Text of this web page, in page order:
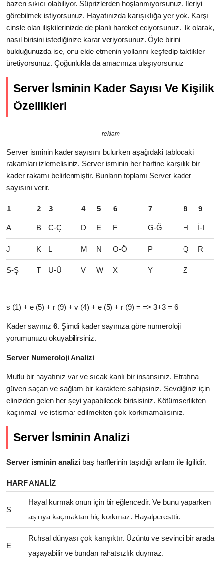
bazen sıkıcı olabiliyor. Süprizlerden hoşlanmıyorsunuz. İleriyi
görebilmek istiyorsunuz. Hayatınızda karışıklığa yer yok. Karşı
cinsle olan ilişkilerinizde de planlı hareket ediyorsunuz. İlk olarak,
nasıl birisini istediğinize karar veriyorsunuz. Öyle birini
bulduğunuzda ise, onu elde etmenin yollarını keşfedip taktikler
üretiyorsunuz. Çoğunlukla da amacınıza ulaşıyorsunuz
Server İsminin Kader Sayısı Ve Kişilik
Özellikleri
reklam
Server isminin kader sayısını bulurken aşağıdaki tablodaki
rakamları izlemelisiniz. Server isminin her harfine karşılık bir
kader rakamı belirlenmiştir. Bunların toplamı Server kader
sayısını verir.
1 2 3 4 5 6 7 8 9
A B C-Ç D E F G-Ğ H İ-I
J K L M N O-Ö P Q R
S-Ş T U-Ü V W X Y Z
s (1) + e (5) + r (9) + v (4) + e (5) + r (9) = => 3+3 = 6
Kader sayınız6. Şimdi kader sayınıza göre numeroloji
yorumunuzu okuyabilirsiniz.
Server Numeroloji Analizi
Mutlu bir hayatınız var ve sıcak kanlı bir insansınız. Etrafına
güven saçan ve sağlam bir karaktere sahipsiniz. Sevdiğiniz için
elinizden gelen her şeyi yapabilecek birisisiniz. Kötümserlikten
kaçınmalı ve istismar edilmekten çok korkmamalısınız.
Server İsminin Analizi
Server isminin analizi baş harflerinin taşıdığı anlam ile ilgilidir.
HARFANALIZ
S
Hayal kurmak onun için bir eğlencedir. Ve bunu yaparken
aşırıya kaçmaktan hiç korkmaz. Hayalperesttir.
E
Ruhsal dünyası çok karışıktır. Üzüntü ve sevinci bir arada
yaşayabilir ve bundan rahatsızlık duymaz.